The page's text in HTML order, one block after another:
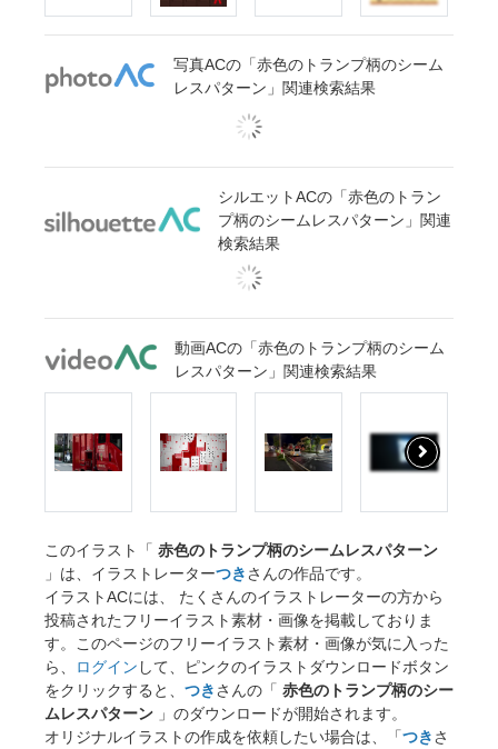
写真ACの「赤色のトランプ柄のシーム
レスパターン」関連検索結果
シルエットACの「赤色のトラン
プ柄のシームレスパターン」関連
検索結果
動画ACの「赤色のトランプ柄のシーム
レスパターン」関連検索結果
このイラスト「 赤色のトランプ柄のシームレスパターン
」は、イラストレーターつきさんの作品です。
イラストACには、 たくさんのイラストレーターの方から
投稿されたフリーイラスト素材・画像を掲載しておりま
す。このページのフリーイラスト素材・画像が気に入った
ら、
ログイン して、ピンクのイラストダウンロードボタン
をクリックすると、 つきさんの「 赤色のトランプ柄のシー
ムレスパターン 」のダウンロードが開始されます。
オリジナルイラストの作成を依頼したい場合は、「つきさ